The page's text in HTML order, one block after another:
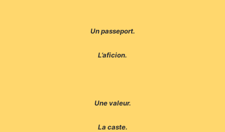
Un passeport.
L’aficion.
Une valeur.
La caste.